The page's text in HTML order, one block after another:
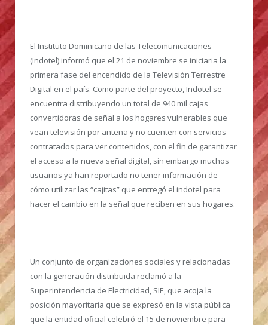
El Instituto Dominicano de las Telecomunicaciones
(Indotel) informó que el 21 de noviembre se iniciaria la
primera fase del encendido de la Televisión Terrestre
Digital en el país. Como parte del proyecto, Indotel se
encuentra distribuyendo un total de 940 mil cajas
convertidoras de señal a los hogares vulnerables que
vean televisión por antena y no cuenten con servicios
contratados para ver contenidos, con el fin de garantizar
el acceso a la nueva señal digital, sin embargo muchos
usuarios ya han reportado no tener información de
cómo utilizar las “cajitas” que entregó el indotel para
hacer el cambio en la señal que reciben en sus hogares.
Un conjunto de organizaciones sociales y relacionadas
con la generación distribuida reclamó a la
Superintendencia de Electricidad, SIE, que acoja la
posición mayoritaria que se expresó en la vista pública
que la entidad oficial celebró el 15 de noviembre para